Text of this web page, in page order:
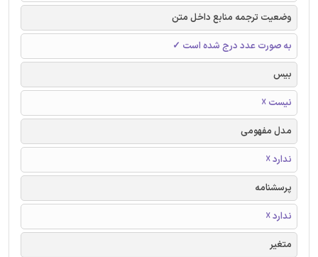
وضعیت ترجمه منابع داخل متن
به صورت عدد درج شده است ✓
بیس
نیست ☓
مدل مفهومی
ندارد ☓
پرسشنامه
ندارد ☓
متغیر